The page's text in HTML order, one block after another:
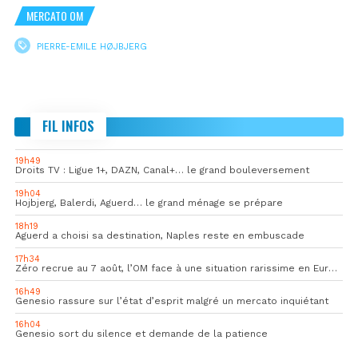
MERCATO OM
PIERRE-EMILE HØJBJERG
FIL INFOS
19h49
Droits TV : Ligue 1+, DAZN, Canal+… le grand bouleversement
19h04
Hojbjerg, Balerdi, Aguerd… le grand ménage se prépare
18h19
Aguerd a choisi sa destination, Naples reste en embuscade
17h34
Zéro recrue au 7 août, l’OM face à une situation rarissime en Europe
16h49
Genesio rassure sur l’état d’esprit malgré un mercato inquiétant
16h04
Genesio sort du silence et demande de la patience